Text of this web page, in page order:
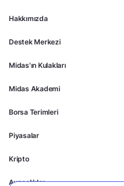
Hakkımızda
Destek Merkezi
Midas'ın Kulakları
Midas Akademi
Borsa Terimleri
Piyasalar
Kripto
Ayrıcalıklar